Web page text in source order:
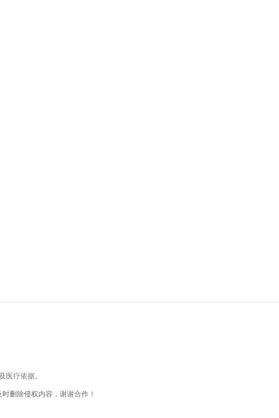
医疗依据。
删除侵权内容，谢谢合作！